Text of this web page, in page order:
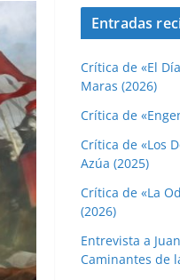
Entradas
Crítica de «El
Maras (2026)
Crítica de
Crítica de «Los
Azúa (2025)
Crítica de «La
(2026)
Entrevista a
Caminantes de